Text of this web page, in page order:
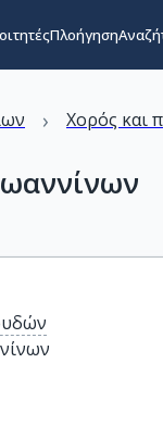
Πλοήγηση
› Χορός και